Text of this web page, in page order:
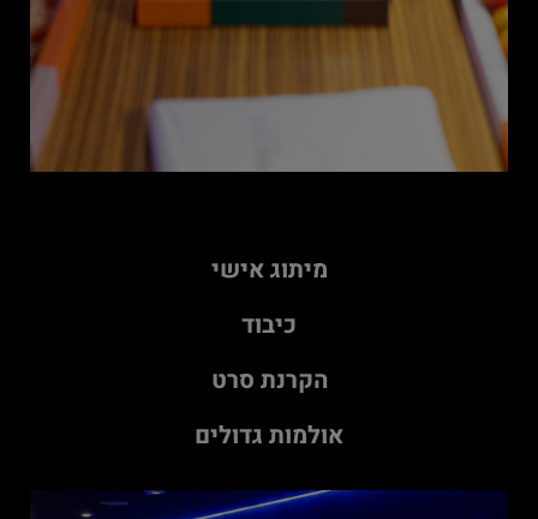
מיתוג אישי
כיבוד
הקרנת סרט
אולמות גדולים